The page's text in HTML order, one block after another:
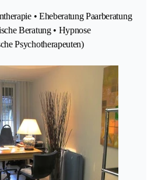
• Eheberatung Paarberatung
Beratung • Hypnose
Psychotherapeuten)